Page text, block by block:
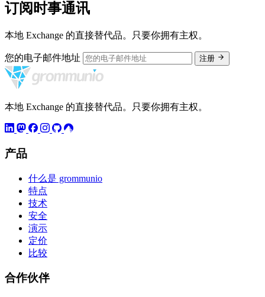
订阅时事通讯
本地 Exchange 的直接替代品。只要你拥有主权。
您的电子邮件地址 注册
本地 Exchange 的直接替代品。只要你拥有主权。
产品
什么是 grommunio
特点
技术
安全
演示
定价
比较
合作伙伴